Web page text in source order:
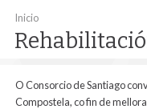
Vostede está aquí
Inicio
O Consorcio de Santiago
Compostela, co fin de